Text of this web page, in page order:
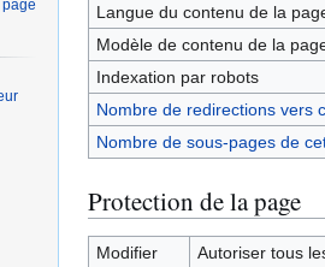
Langue du contenu de la
Modèle de contenu de la
Indexation par robots
Nombre de redirections vers
Nombre de sous-pages de
Protection de la page
Modifier
Autoriser tous